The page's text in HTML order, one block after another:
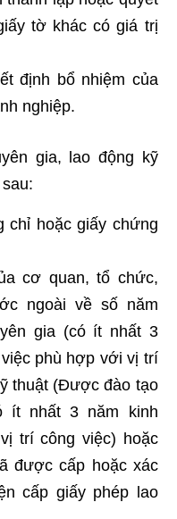
tờ khác có giá trị
định bổ nhiệm của
nghiệp.
gia, lao động kỹ
chỉ hoặc giấy chứng
cơ quan, tổ chức,
ngoài về số năm
gia (có ít nhất 3
phù hợp với vị trí
thuật (Được đào tạo
ít nhất 3 năm kinh
trí công việc) hoặc
được cấp hoặc xác
cấp giấy phép lao